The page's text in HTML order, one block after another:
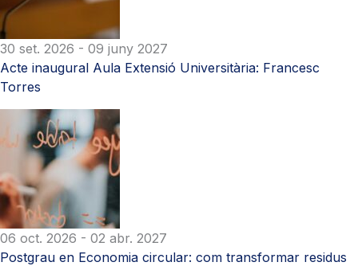
30 set. 2026 - 09 juny 2027
Acte inaugural Aula Extensió Universitària: Francesc
Torres
06 oct. 2026 - 02 abr. 2027
Postgrau en Economia circular: com transformar residus